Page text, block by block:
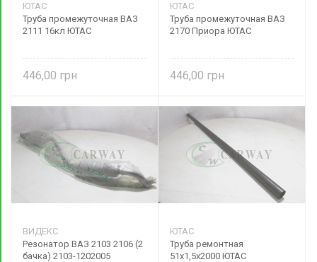
ЮТАС
Труба промежуточная ВАЗ
2111 16кл ЮТАС
446,00
ЮТАС
Труба промежуточная ВАЗ
2170 Приора ЮТАС
446,00
ВИДЕКС
Резонатор ВАЗ 2103 2106 (2
бачка) 2103-1202005
ЮТАС
Труба ремонтная
51х1,5х2000 ЮТАС